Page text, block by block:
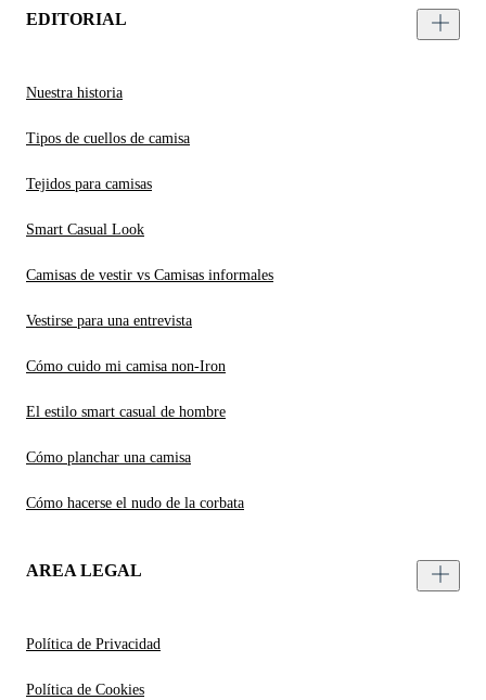
EDITORIAL
Nuestra historia
Tipos de cuellos de camisa
Tejidos para camisas
Smart Casual Look
Camisas de vestir vs Camisas informales
Vestirse para una entrevista
Cómo cuido mi camisa non-Iron
El estilo smart casual de hombre
Cómo planchar una camisa
Cómo hacerse el nudo de la corbata
AREA LEGAL
Política de Privacidad
Política de Cookies